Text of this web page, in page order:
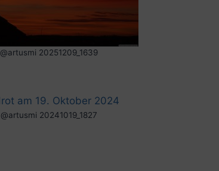
@artusmi 20251209_1639
@artusmi 20241019_1827